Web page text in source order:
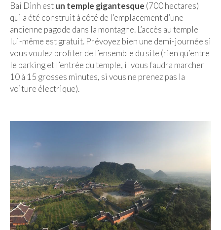
Bai Dinh estun temple gigantesque (700 hectares)
qui a été construit à côté de l’emplacement d’une
ancienne pagode dans la montagne. L’accès au temple
lui-même est gratuit. Prévoyez bien une demi-journée si
vous voulez profiter de l’ensemble du site (rien qu’entre
le parking et l’entrée du temple, il vous faudra marcher
10 à 15 grosses minutes, si vous ne prenez pas la
voiture électrique).